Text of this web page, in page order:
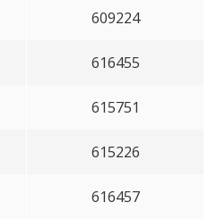
609224
616455
615751
615226
616457